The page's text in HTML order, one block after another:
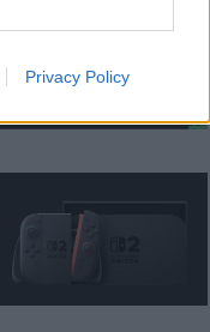
Privacy Policy